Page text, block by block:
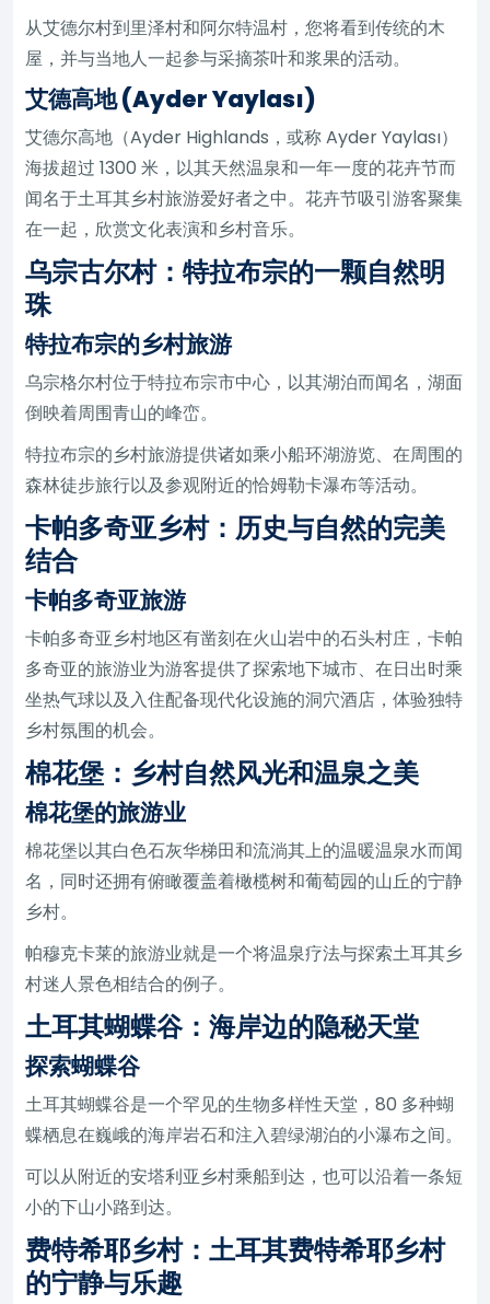
从艾德尔村到里泽村和阿尔特温村，您将看到传统的木
屋，并与当地人一起参与采摘茶叶和浆果的活动。
艾德高地 (Ayder Yaylası)
艾德尔高地（Ayder Highlands，或称 Ayder Yaylası）
海拔超过 1300 米，以其天然温泉和一年一度的花卉节而
闻名于土耳其乡村旅游爱好者之中。花卉节吸引游客聚集
在一起，欣赏文化表演和乡村音乐。
乌宗古尔村：特拉布宗的一颗自然明
珠
特拉布宗的乡村旅游
乌宗格尔村位于特拉布宗市中心，以其湖泊而闻名，湖面
倒映着周围青山的峰峦。
特拉布宗的乡村旅游提供诸如乘小船环湖游览、在周围的
森林徒步旅行以及参观附近的恰姆勒卡瀑布等活动。
卡帕多奇亚乡村：历史与自然的完美
结合
卡帕多奇亚旅游
卡帕多奇亚乡村地区有凿刻在火山岩中的石头村庄，卡帕
多奇亚的旅游业为游客提供了探索地下城市、在日出时乘
坐热气球以及入住配备现代化设施的洞穴酒店，体验独特
乡村氛围的机会。
棉花堡：乡村自然风光和温泉之美
棉花堡的旅游业
棉花堡以其白色石灰华梯田和流淌其上的温暖温泉水而闻
名，同时还拥有俯瞰覆盖着橄榄树和葡萄园的山丘的宁静
乡村。
帕穆克卡莱的旅游业就是一个将温泉疗法与探索土耳其乡
村迷人景色相结合的例子。
土耳其蝴蝶谷：海岸边的隐秘天堂
探索蝴蝶谷
土耳其蝴蝶谷是一个罕见的生物多样性天堂，80 多种蝴
蝶栖息在巍峨的海岸岩石和注入碧绿湖泊的小瀑布之间。
可以从附近的安塔利亚乡村乘船到达，也可以沿着一条短
小的下山小路到达。
费特希耶乡村：土耳其费特希耶乡村
的宁静与乐趣